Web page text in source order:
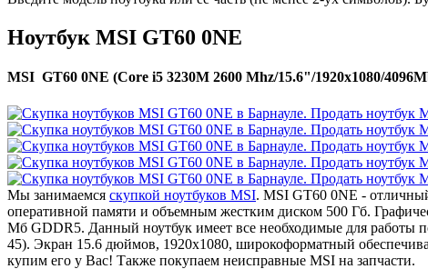
Ноутбук MSI GT60 0NE
MSI GT60 0NE (Core i5 3230M 2600 Mhz/15.6"/1920x1080/
Мы занимаемся скупкой ноутбуков MSI. MSI GT60 0NE -
оперативной памяти и объемным жестким диском 500 Гб.
Мб GDDR5. Данный ноутбук имеет все необходимые для
45). Экран 15.6 дюймов, 1920x1080, широкоформатный
купим его у Вас! Также покупаем неисправные MSI на запчасти.